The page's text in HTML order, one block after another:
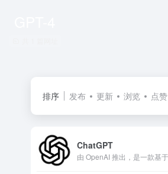
排序 发布 更新 浏览 点赞
ChatGPT